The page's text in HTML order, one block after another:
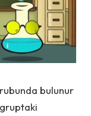
bulunur